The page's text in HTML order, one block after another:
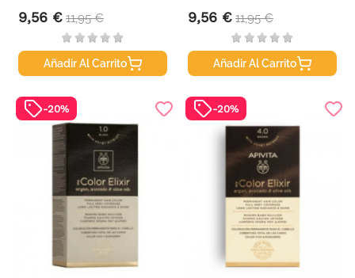
Precio
9,56 € Precio base
11,95 €
Añadir Al Carrito
Precio
9,56 € Precio base
11,95 €
Añadir Al Carrito
-20% -20%